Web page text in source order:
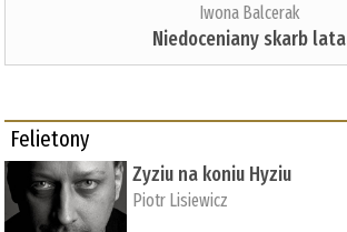
Iwona Balcerak
Niedoceniany skarb lata
Felietony
Zyziu na koniu Hyziu
Piotr Lisiewicz